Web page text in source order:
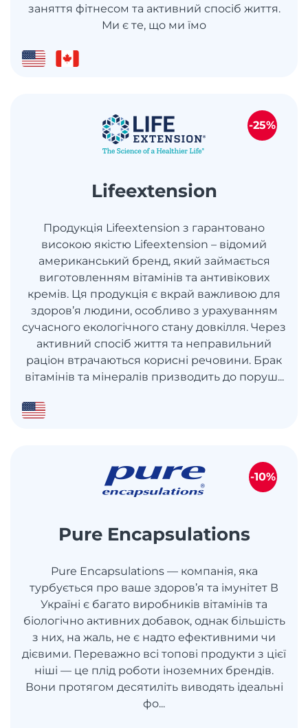
заняття фітнесом та активний спосіб життя.
Ми є те, що ми їмо
Lifeextension
Продукція Lifeextension з гарантовано
високою якістю Lifeextension – відомий
американський бренд, який займається
виготовленням вітамінів та антивікових
кремів. Ця продукція є вкрай важливою для
здоров’я людини, особливо з урахуванням
сучасного екологічного стану довкілля. Через
активний спосіб життя та неправильний
раціон втрачаються корисні речовини. Брак
вітамінів та мінералів призводить до поруш...
-25%
Pure Encapsulations
Pure Encapsulations — компанія, яка
турбується про ваше здоров’я та імунітет В
Україні є багато виробників вітамінів та
біологічно активних добавок, однак більшість
з них, на жаль, не є надто ефективними чи
дієвими. Переважно всі топові продукти з цієї
ніші — це плід роботи іноземних брендів.
Вони протягом десятиліть виводять ідеальні
фо...
-10%